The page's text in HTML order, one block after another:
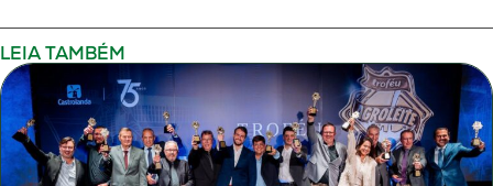
LEIA TAMBÉM